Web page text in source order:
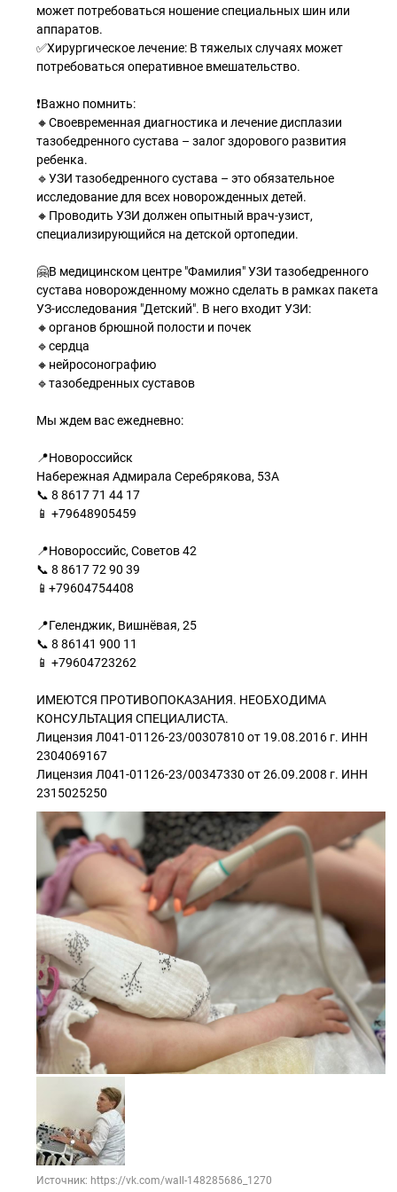
может потребоваться ношение специальных шин или
аппаратов.
✅Хирургическое лечение: В тяжелых случаях может
потребоваться оперативное вмешательство.
❗Важно помнить:
🔸Своевременная диагностика и лечение дисплазии
тазобедренного сустава – залог здорового развития
ребенка.
🔹УЗИ тазобедренного сустава – это обязательное
исследование для всех новорожденных детей.
🔸Проводить УЗИ должен опытный врач-узист,
специализирующийся на детской ортопедии.
🤗В медицинском центре "Фамилия" УЗИ тазобедренного
сустава новорожденному можно сделать в рамках пакета
УЗ-исследования "Детский". В него входит УЗИ:
🔸органов брюшной полости и почек
🔹сердца
🔸нейросонографию
🔹тазобедренных суставов
Мы ждем вас ежедневно:
📍Новороссийск
Набережная Адмирала Серебрякова, 53А
📞 8 8617 71 44 17
📱 +79648905459
📍Новороссийс, Советов 42
📞 8 8617 72 90 39
📱+79604754408
📍Геленджик, Вишнёвая, 25
📞 8 86141 900 11
📱 +79604723262
ИМЕЮТСЯ ПРОТИВОПОКАЗАНИЯ. НЕОБХОДИМА
КОНСУЛЬТАЦИЯ СПЕЦИАЛИСТА.
Лицензия Л041-01126-23/00307810 от 19.08.2016 г. ИНН
2304069167
Лицензия Л041-01126-23/00347330 от 26.09.2008 г. ИНН
2315025250
Источник: https://vk.com/wall-148285686_1270